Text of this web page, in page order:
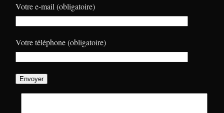
Votre e-mail (obligatoire)
Votre téléphone (obligatoire)